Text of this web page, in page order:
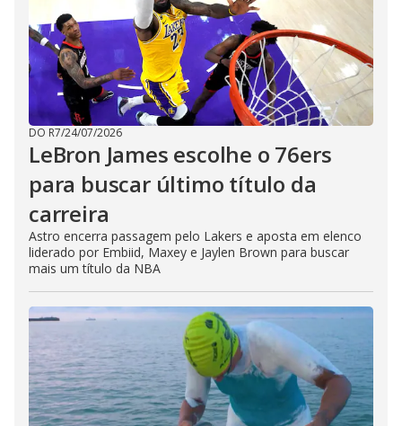
DO R7/24/07/2026
LeBron James escolhe o 76ers
para buscar último título da
carreira
Astro encerra passagem pelo Lakers e aposta em elenco
liderado por Embiid, Maxey e Jaylen Brown para buscar
mais um título da NBA